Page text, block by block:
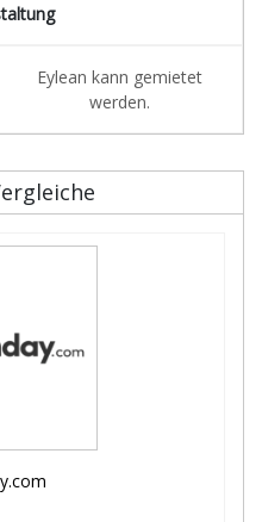
Eylean kann gemietet
werden.